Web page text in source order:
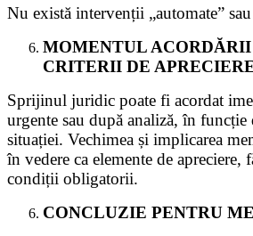
Nu există intervenții „automate”
MOMENTUL
CRITERII DE
Sprijinul juridic poate fi acordat
urgente sau după analiză, în funcție
situației. Vechimea și implicarea
în vedere ca elemente de apreciere,
condiții obligatorii.
CONCLUZIE PENTRU